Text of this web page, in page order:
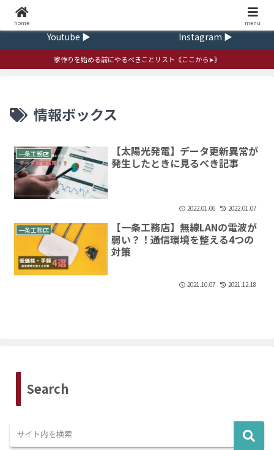
Youtube ▶
Instagram ▶
家作りを始める前にやるべきことリスト《ここから➤》
情報ボックス
一条工務店
【太陽光発電】データ更新異常が
発生したときに見るべき記事
2022.01.06 2022.01.07
一条工務店
【一条工務店】無線LANの電波が
弱い？！通信環境を整える4つの
対策
2021.10.07 2021.12.18
Search
home ｍenu